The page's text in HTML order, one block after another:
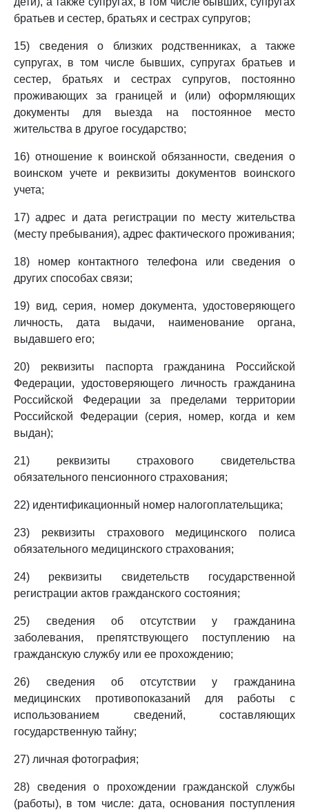
братьев и сестер, братьях и сестрах супругов;
15) сведения о близких родственниках, а также
супругах, в том числе бывших, супругах братьев и
сестер, братьях и сестрах супругов, постоянно
проживающих за границей и (или) оформляющих
документы для выезда на постоянное место
жительства в другое государство;
16) отношение к воинской обязанности, сведения о
воинском учете и реквизиты документов воинского
учета;
17) адрес и дата регистрации по месту жительства
(месту пребывания), адрес фактического проживания;
18) номер контактного телефона или сведения о
других способах связи;
19) вид, серия, номер документа, удостоверяющего
личность, дата выдачи, наименование органа,
выдавшего его;
20) реквизиты паспорта гражданина Российской
Федерации, удостоверяющего личность гражданина
Российской Федерации за пределами территории
Российской Федерации (серия, номер, когда и кем
выдан);
21) реквизиты страхового свидетельства
обязательного пенсионного страхования;
22) идентификационный номер налогоплательщика;
23) реквизиты страхового медицинского полиса
обязательного медицинского страхования;
24) реквизиты свидетельств государственной
регистрации актов гражданского состояния;
25) сведения об отсутствии у гражданина
заболевания, препятствующего поступлению на
гражданскую службу или ее прохождению;
26) сведения об отсутствии у гражданина
медицинских противопоказаний для работы с
использованием сведений, составляющих
государственную тайну;
27) личная фотография;
28) сведения о прохождении гражданской службы
(работы), в том числе: дата, основания поступления